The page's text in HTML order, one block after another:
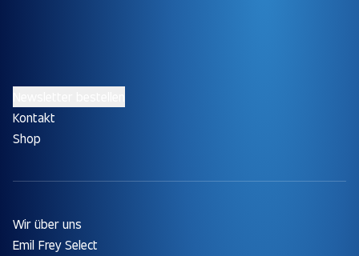
Kontakt
Shop
Wir über uns
Emil Frey Select